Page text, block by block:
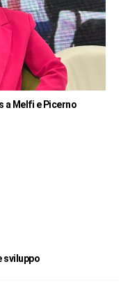
a Melfi e Picerno
sviluppo